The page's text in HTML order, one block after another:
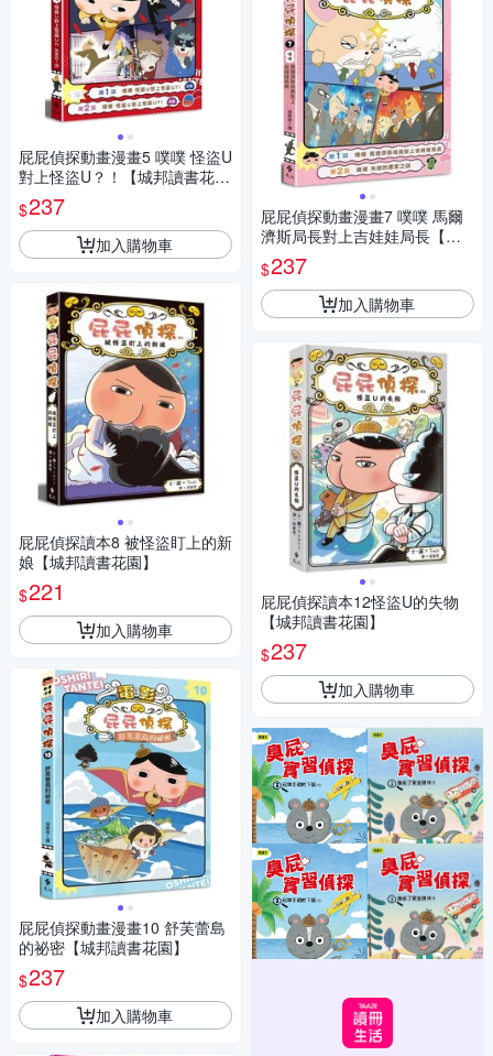
屁屁偵探動畫漫畫5 噗噗 怪盜U
對上怪盜U？！【城邦讀書花
園】
$237
加入購物車
屁屁偵探讀本8 被怪盜盯上的新
娘【城邦讀書花園】
$221
加入購物車
屁屁偵探動畫漫畫10 舒芙蕾島
的祕密【城邦讀書花園】
$237
加入購物車
屁屁偵探動畫漫畫7 噗噗 馬爾
濟斯局長對上吉娃娃局長【城
邦讀書花園】
$237
加入購物車
屁屁偵探讀本12怪盜U的失物
【城邦讀書花園】
$237
加入購物車